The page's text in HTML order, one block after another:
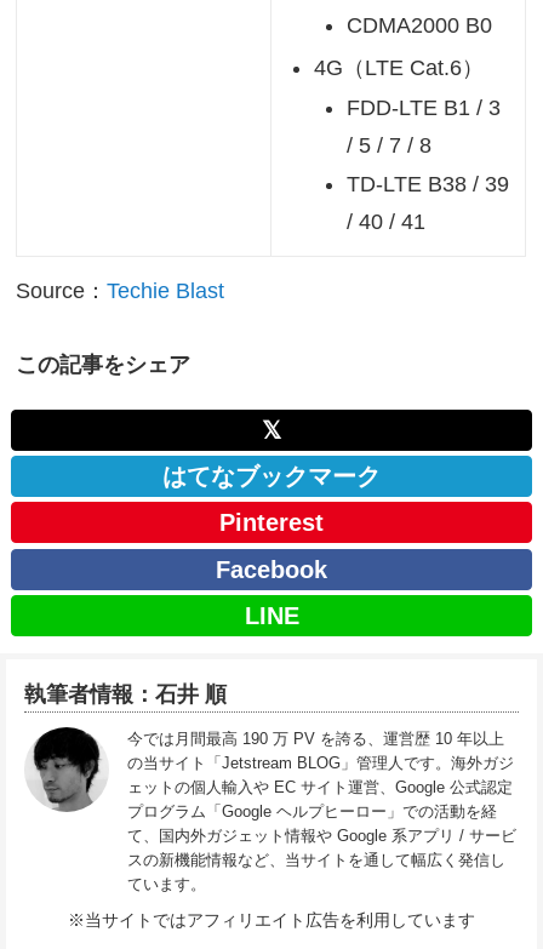
CDMA2000 B0
4G（LTE Cat.6）
FDD-LTE B1 / 3
/ 5 / 7 / 8
TD-LTE B38 / 39
/ 40 / 41
Source：Techie Blast
この記事をシェア
𝕏
はてなブックマーク
Pinterest
Facebook
LINE
執筆者情報：石井 順
今では月間最高 190 万 PV を誇る、運営歴 10 年以上
の当サイト「Jetstream BLOG」管理人です。海外ガジ
ェットの個人輸入や EC サイト運営、Google 公式認定
プログラム「Google ヘルプヒーロー」での活動を経
て、国内外ガジェット情報や Google 系アプリ / サービ
スの新機能情報など、当サイトを通して幅広く発信し
ています。
※当サイトではアフィリエイト広告を利用しています